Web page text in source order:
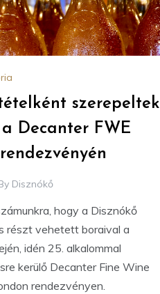
szerepeltek
Decanter FWE
Disznókő
hogy a Disznókő
részt vehetett boraival a
idén 25. alkalommal
kerülő Decanter Fine Wine
rendezvényen.